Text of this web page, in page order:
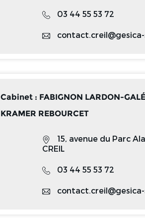
03 44 55 53 72
contact.creil@gesica-
Cabinet : FABIGNON LARDON-
KRAMER REBOURCET
15, avenue du Parc
CREIL
03 44 55 53 72
contact.creil@gesica-